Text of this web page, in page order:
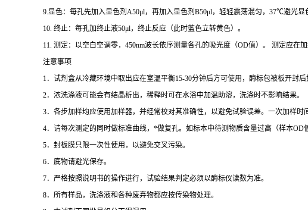
9. 显色：每孔先加入显色剂 A50μl，再加入显色剂 B50μl，轻轻震荡混匀， 37℃避光显
10. 终止：每孔加终止液50μl，终止反应（此时蓝色立转黄色）。
11. 测定：以空白空调零， 450nm波长依序测量各孔的吸光度（OD值）。 测定应在
注意事项
1 ．试剂盒从冷藏环境中取出应在室温平衡15-30分钟后方可使用，酶标包被板开封
2．浓洗涤液可能会有结晶析出，稀释时可在水浴中加温助溶，洗涤时不影响结果。
3．各步加样均应使用加样器，并经常校对其准确性，以避免试验误差。一次加样时
4．请每次测定的同时做标准曲线， *做复孔。如标本中待测物质含量过高（样本OD
5．封板膜只限一次性使用，以避免交叉污染。
6．底物请避光保存。
7．严格按照说明书的操作进行，试验结果判定必须以酶标仪读数为准。
8．所有样品，洗涤液和各种废弃物都应按传染物处理。